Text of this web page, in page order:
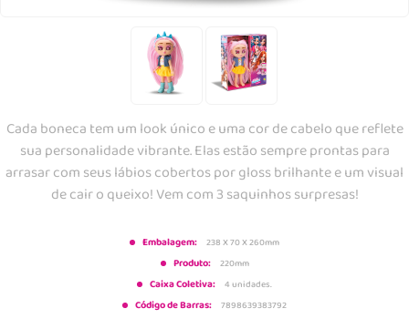
Cada boneca tem um look único e uma cor de cabelo que reflete
sua personalidade vibrante. Elas estão sempre prontas para
arrasar com seus lábios cobertos por gloss brilhante e um visual
de cair o queixo! Vem com 3 saquinhos surpresas!
Embalagem: 238 X 70 X 260mm
Produto: 220mm
Caixa Coletiva: 4 unidades.
Código de Barras: 7898639383792